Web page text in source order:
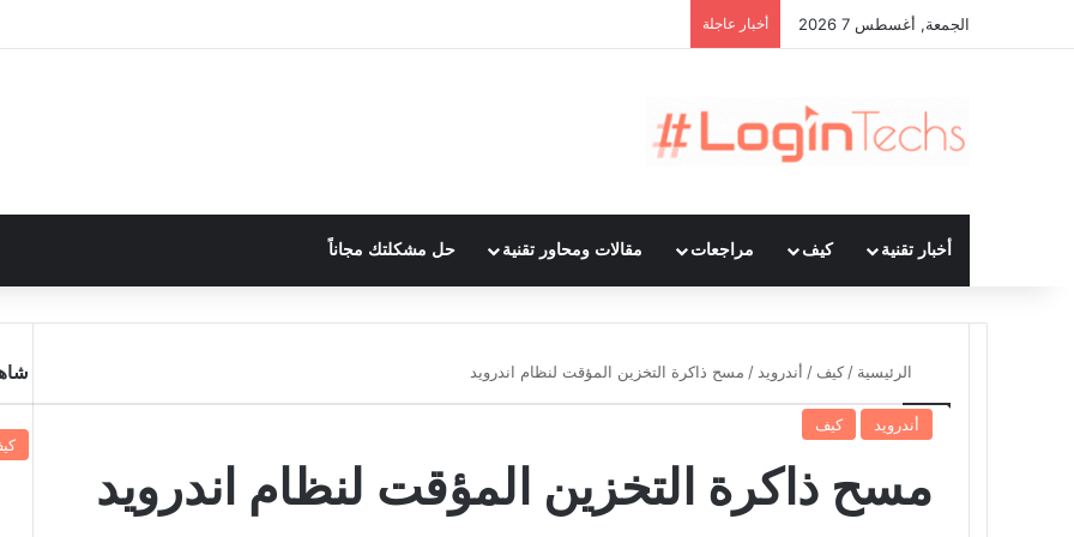
الجمعة, أغسطس 7 2026 أخبار عاجلة
أخبار تقنية كيف مراجعات مقالات ومحاور تقنية حل مشكلتك مجاناً
الرئيسية / كيف / أندرويد / مسح ذاكرة التخزين المؤقت لنظام اندرويد
أندرويد كيف
مسح ذاكرة التخزين المؤقت لنظام اندرويد